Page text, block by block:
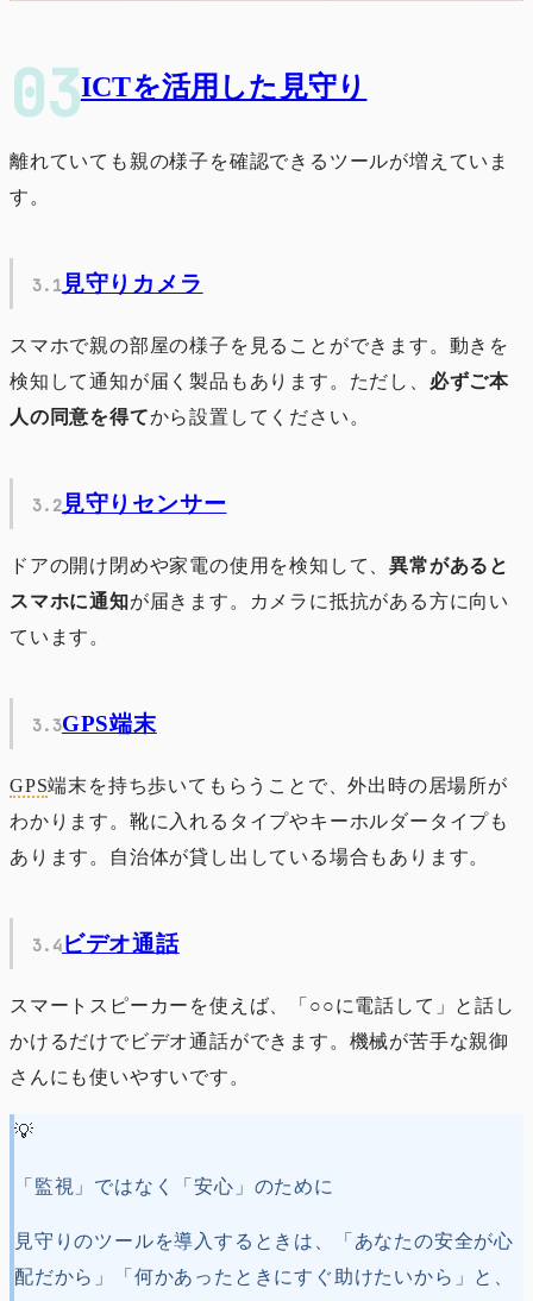
ICTを活用した見守り
離れていても親の様子を確認できるツールが増えていま
す。
見守りカメラ
スマホで親の部屋の様子を見ることができます。動きを
検知して通知が届く製品もあります。ただし、 必ずご本
人の同意を得てから設置してください。
見守りセンサー
ドアの開け閉めや家電の使用を検知して、異常があると
スマホに通知が届きます。カメラに抵抗がある方に向い
ています。
GPS端末
GPS端末を持ち歩いてもらうことで、外出時の居場所が
わかります。靴に入れるタイプやキーホルダータイプも
あります。自治体が貸し出している場合もあります。
ビデオ通話
スマートスピーカーを使えば、「○○に電話して」と話し
かけるだけでビデオ通話ができます。機械が苦手な親御
さんにも使いやすいです。
💡
「監視」ではなく「安心」のために
見守りのツールを導入するときは、「あなたの安全が心
配だから」「何かあったときにすぐ助けたいから」と、